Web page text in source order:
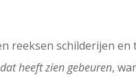
reeksen schilderijen
dat heeft zien gebeuren,